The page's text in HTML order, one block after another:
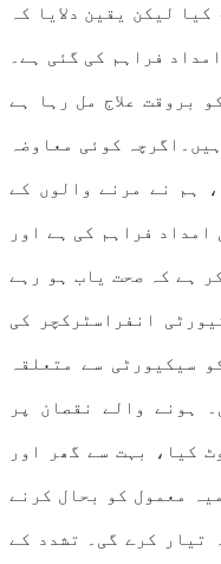
لیکن یقین دلایا کہ
فراہم کی گئی ہے۔
بروقت علاج مل رہا ہے
کوئی معاوضہ
ہم نے مرنے والوں کے
فراہم کی ہے اور
ہے کہ صحت یاب ہو رہے
انفراسٹرکچر کی
سیکیورٹی سے متعلقہ
ہونے والے نقصان پر
کیا، بہت سے گھر اور
معمول کو بحال کرنے
تیار کرے گی۔ تشدد کے